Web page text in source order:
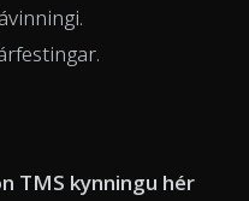
TMS kynningu hér